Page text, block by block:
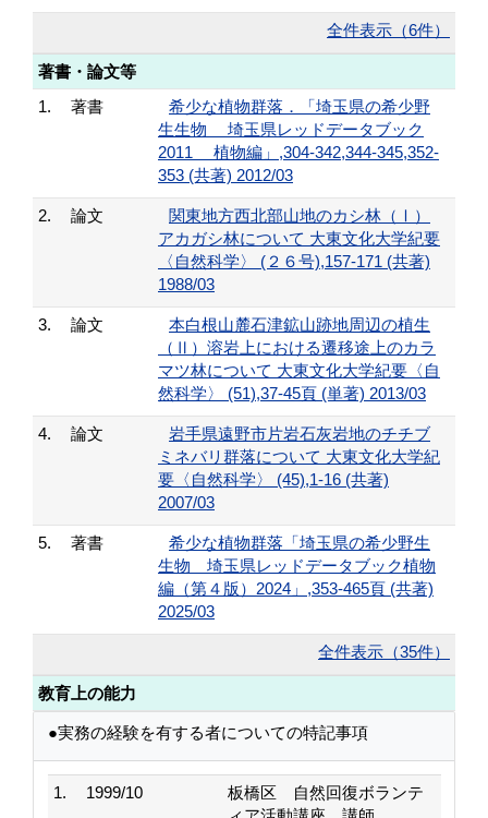
全件表示（6件）
著書・論文等
1.
著書
希少な植物群落．「埼玉県の希少野
生生物 埼玉県レッドデータブック
2011 植物編」,304-342,344-345,352-
353 (共著) 2012/03
2. 論文
関東地方西北部山地のカシ林（Ⅰ）
アカガシ林について 大東文化大学紀要
〈自然科学〉 (２６号),157-171 (共著)
1988/03
3. 論文
本白根山麓石津鉱山跡地周辺の植生
（Ⅱ）溶岩上における遷移途上のカラ
マツ林について 大東文化大学紀要〈自
然科学〉 (51),37-45頁 (単著) 2013/03
4. 論文
岩手県遠野市片岩石灰岩地のチチブ
ミネバリ群落について 大東文化大学紀
要〈自然科学〉 (45),1-16 (共著)
2007/03
5. 著書
希少な植物群落「埼玉県の希少野生
生物 埼玉県レッドデータブック植物
編（第４版）2024」,353-465頁 (共著)
2025/03
全件表示（35件）
教育上の能力
●実務の経験を有する者についての特記事項
1. 1999/10
板橋区 自然回復ボランテ